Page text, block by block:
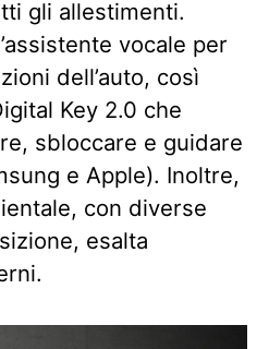
gli allestimenti.
vocale per
dell’auto, così
Key 2.0 che
sbloccare e guidare
e Apple). Inoltre,
con diverse
esalta